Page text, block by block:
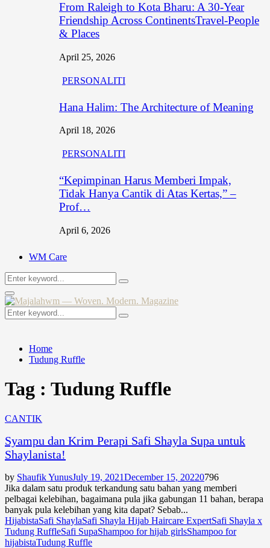
From Raleigh to Kota Bharu: A 30-Year
Friendship Across ContinentsTravel-People
& Places
April 25, 2026
PERSONALITI
Hana Halim: The Architecture of Meaning
April 18, 2026
PERSONALITI
“Kepimpinan Harus Memberi Impak,
Tidak Hanya Cantik di Atas Kertas,” –
Prof…
April 6, 2026
WM Care
Search
for:
Search
Primary
Menu
Search
for:
Search
Home
Tudung Ruffle
Tag : Tudung Ruffle
CANTIK
Syampu dan Krim Perapi Safi Shayla Supa untuk
Shaylanista!
by Shaufik YunusJuly 19, 2021December 15, 20220796
Jika dalam satu produk terkandung satu bahan yang memberi
pelbagai kelebihan, bagaimana pula jika gabungan 11 bahan, berapa
banyak pula kelebihan yang kita dapat? Sebab...
HijabistaSafi ShaylaSafi Shayla Hijab Haircare ExpertSafi Shayla x
Tudung RuffleSafi SupaShampoo for hijab girlsShampoo for
hijabistaTudung Ruffle